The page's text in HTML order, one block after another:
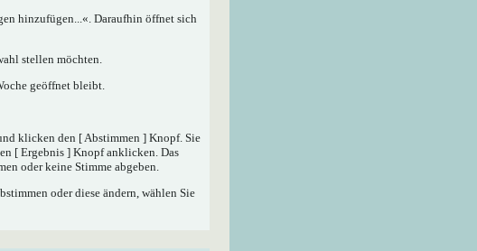
hinzufügen...«. Daraufhin öffnet sich
stellen möchten.
geöffnet bleibt.
klicken den [ Abstimmen ] Knopf. Sie
[ Ergebnis ] Knopf anklicken. Das
oder keine Stimme abgeben.
oder diese ändern, wählen Sie